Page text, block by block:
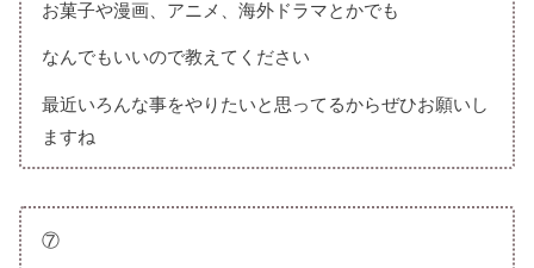
お菓子や漫画、アニメ、海外ドラマとかでも
なんでもいいので教えてください
最近いろんな事をやりたいと思ってるからぜひお願いし
ますね
⑦